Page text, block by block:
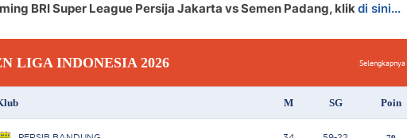
BRI Super League Persija Jakarta vs Semen Padang, klikdi sini...